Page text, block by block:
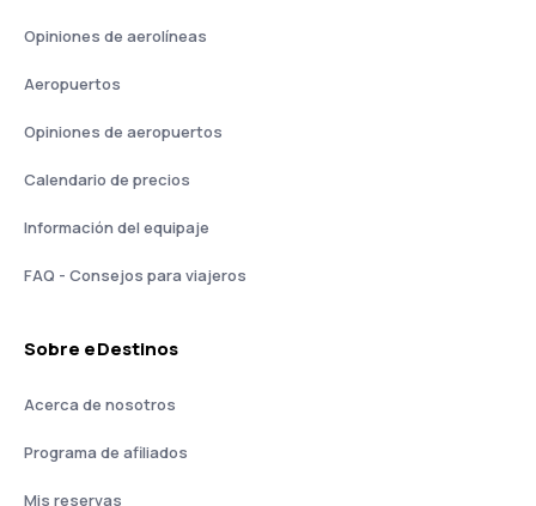
Opiniones de aerolíneas
Aeropuertos
Opiniones de aeropuertos
Calendario de precios
Información del equipaje
FAQ - Consejos para viajeros
Sobre eDestinos
Acerca de nosotros
Programa de afiliados
Mis reservas